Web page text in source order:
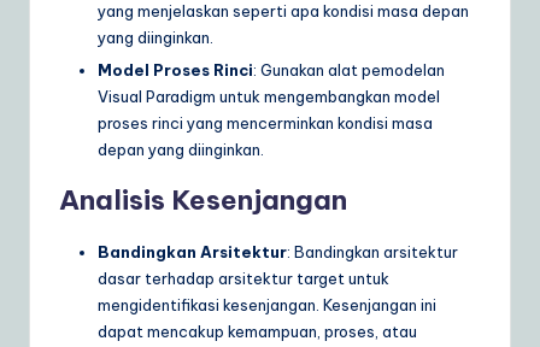
yang menjelaskan seperti apa kondisi masa depan
yang diinginkan.
Model Proses Rinci: Gunakan alat pemodelan
Visual Paradigm untuk mengembangkan model
proses rinci yang mencerminkan kondisi masa
depan yang diinginkan.
Analisis Kesenjangan
Bandingkan Arsitektur: Bandingkan arsitektur
dasar terhadap arsitektur target untuk
mengidentifikasi kesenjangan. Kesenjangan ini
dapat mencakup kemampuan, proses, atau